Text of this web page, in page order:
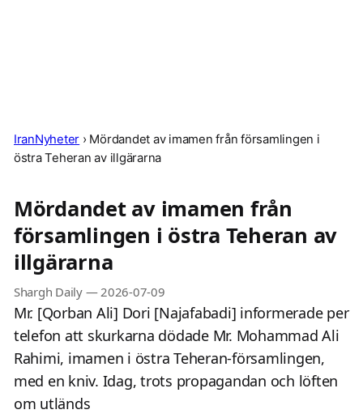
IranNyheter › Mördandet av imamen från församlingen i
östra Teheran av illgärarna
Mördandet av imamen från
församlingen i östra Teheran av
illgärarna
Shargh Daily— 2026-07-09
Mr. [Qorban Ali] Dori [Najafabadi] informerade per
telefon att skurkarna dödade Mr. Mohammad Ali
Rahimi, imamen i östra Teheran-församlingen,
med en kniv. Idag, trots propagandan och löften
om utländs